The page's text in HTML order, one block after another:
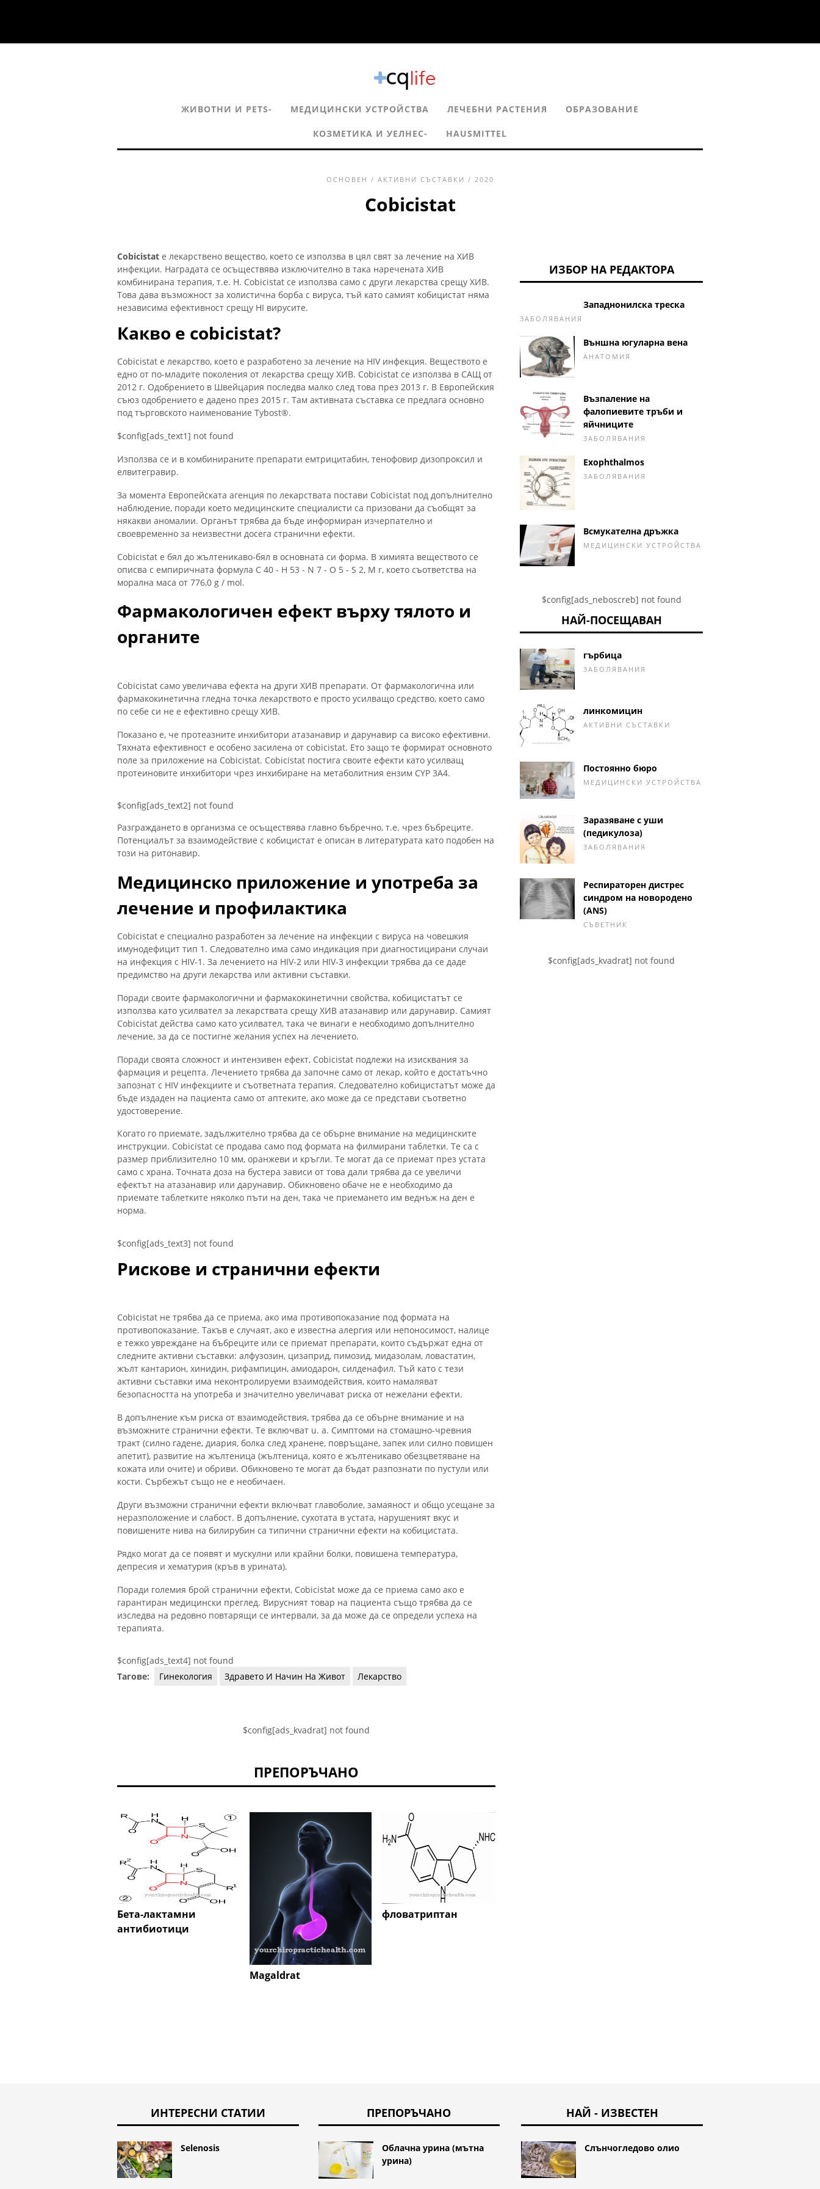
ЖИВОТНИ И PETS- МЕДИЦИНСКИ УСТРОЙСТВА ЛЕЧЕБНИ РАСТЕНИЯ ОБРАЗОВАНИЕ
КОЗМЕТИКА И УЕЛНЕС- HAUSMITTEL
ОСНОВЕН / АКТИВНИ СЪСТАВКИ / 2020
Cobicistat
Cobicistat е лекарствено вещество, което се използва в цял свят за лечение на ХИВ
инфекции. Наградата се осъществява изключително в така наречената ХИВ
комбинирана терапия, т.е. H. Cobicistat се използва само с други лекарства срещу ХИВ.
Това дава възможност за холистична борба с вируса, тъй като самият кобицистат няма
независима ефективност срещу HI вирусите.
Какво е cobicistat?
Cobicistat е лекарство, което е разработено за лечение на HIV инфекция. Веществото е
едно от по-младите поколения от лекарства срещу ХИВ. Cobicistat се използва в САЩ от
2012 г. Одобрението в Швейцария последва малко след това през 2013 г. В Европейския
съюз одобрението е дадено през 2015 г. Там активната съставка се предлага основно
под търговското наименование Tybost®.
$config[ads_text1] not found
Използва се и в комбинираните препарати емтрицитабин, тенофовир дизопроксил и
елвитегравир.
За момента Европейската агенция по лекарствата постави Cobicistat под допълнително
наблюдение, поради което медицинските специалисти са призовани да съобщят за
някакви аномалии. Органът трябва да бъде информиран изчерпателно и
своевременно за неизвестни досега странични ефекти.
Cobicistat е бял до жълтеникаво-бял в основната си форма. В химията веществото се
описва с емпиричната формула C 40 - H 53 - N 7 - O 5 - S 2, M r, което съответства на
морална маса от 776,0 g / mol.
Фармакологичен ефект върху тялото и
органите
Cobicistat само увеличава ефекта на други ХИВ препарати. От фармакологична или
фармакокинетична гледна точка лекарството е просто усилващо средство, което само
по себе си не е ефективно срещу ХИВ.
Показано е, че протеазните инхибитори атазанавир и дарунавир са високо ефективни.
Тяхната ефективност е особено засилена от cobicistat. Ето защо те формират основното
поле за приложение на Cobicistat. Cobicistat постига своите ефекти като усилващ
протеиновите инхибитори чрез инхибиране на метаболитния ензим CYP 3A4.
$config[ads_text2] not found
Разграждането в организма се осъществява главно бъбречно, т.е. чрез бъбреците.
Потенциалът за взаимодействие с кобицистат е описан в литературата като подобен на
този на ритонавир.
Медицинско приложение и употреба за
лечение и профилактика
Cobicistat е специално разработен за лечение на инфекции с вируса на човешкия
имунодефицит тип 1. Следователно има само индикация при диагностицирани случаи
на инфекция с HIV-1. За лечението на HIV-2 или HIV-3 инфекции трябва да се даде
предимство на други лекарства или активни съставки.
Поради своите фармакологични и фармакокинетични свойства, кобицистатът се
използва като усилвател за лекарствата срещу ХИВ атазанавир или дарунавир. Самият
Cobicistat действа само като усилвател, така че винаги е необходимо допълнително
лечение, за да се постигне желания успех на лечението.
Поради своята сложност и интензивен ефект, Cobicistat подлежи на изисквания за
фармация и рецепта. Лечението трябва да започне само от лекар, който е достатъчно
запознат с HIV инфекциите и съответната терапия. Следователно кобицистатът може да
бъде издаден на пациента само от аптеките, ако може да се представи съответно
удостоверение.
Когато го приемате, задължително трябва да се обърне внимание на медицинските
инструкции. Cobicistat се продава само под формата на филмирани таблетки. Те са с
размер приблизително 10 мм, оранжеви и кръгли. Те могат да се приемат през устата
само с храна. Точната доза на бустера зависи от това дали трябва да се увеличи
ефектът на атазанавир или дарунавир. Обикновено обаче не е необходимо да
приемате таблетките няколко пъти на ден, така че приемането им веднъж на ден е
норма.
$config[ads_text3] not found
Рискове и странични ефекти
Cobicistat не трябва да се приема, ако има противопоказание под формата на
противопоказание. Такъв е случаят, ако е известна алергия или непоносимост, налице
е тежко увреждане на бъбреците или се приемат препарати, които съдържат една от
следните активни съставки: алфузозин, цизаприд, пимозид, мидазолам, ловастатин,
жълт кантарион, хинидин, рифампицин, амиодарон, силденафил. Тъй като с тези
активни съставки има неконтролируеми взаимодействия, които намаляват
безопасността на употреба и значително увеличават риска от нежелани ефекти.
В допълнение към риска от взаимодействия, трябва да се обърне внимание и на
възможните странични ефекти. Те включват u. а. Симптоми на стомашно-чревния
тракт (силно гадене, диария, болка след хранене, повръщане, запек или силно повишен
апетит), развитие на жълтеница (жълтеница, която е жълтеникаво обезцветяване на
кожата или очите) и обриви. Обикновено те могат да бъдат разпознати по пустули или
кости. Сърбежът също не е необичаен.
Други възможни странични ефекти включват главоболие, замаяност и общо усещане за
неразположение и слабост. В допълнение, сухотата в устата, нарушеният вкус и
повишените нива на билирубин са типични странични ефекти на кобицистата.
Рядко могат да се появят и мускулни или крайни болки, повишена температура,
депресия и хематурия (кръв в урината).
Поради големия брой странични ефекти, Cobicistat може да се приема само ако е
гарантиран медицински преглед. Вирусният товар на пациента също трябва да се
изследва на редовно повтарящи се интервали, за да може да се определи успеха на
терапията.
$config[ads_text4] not found
Тагове:
Гинекология Здравето И Начин На Живот Лекарство
$config[ads_kvadrat] not found
ПРЕПОРЪЧАНО
Бета-лактамни
антибиотици
Magaldrat
фловатриптан
ИЗБОР НА РЕДАКТОРА
Западнонилска треска
ЗАБОЛЯВАНИЯ
Външна югуларна вена
АНАТОМИЯ
Възпаление на
фалопиевите тръби и
яйчниците
ЗАБОЛЯВАНИЯ
Exophthalmos
ЗАБОЛЯВАНИЯ
Всмукателна дръжка
МЕДИЦИНСКИ УСТРОЙСТВА
$config[ads_neboscreb] not found
НАЙ-ПОСЕЩАВАН
гърбица
ЗАБОЛЯВАНИЯ
линкомицин
АКТИВНИ СЪСТАВКИ
Постоянно бюро
МЕДИЦИНСКИ УСТРОЙСТВА
Заразяване с уши
(педикулоза)
ЗАБОЛЯВАНИЯ
Респираторен дистрес
синдром на новородено
(ANS)
СЪВЕТНИК
$config[ads_kvadrat] not found
ИНТЕРЕСНИ СТАТИИ
Selenosis
ПРЕПОРЪЧАНО
Облачна урина (мътна
урина)
НАЙ - ИЗВЕСТЕН
Слънчогледово олио